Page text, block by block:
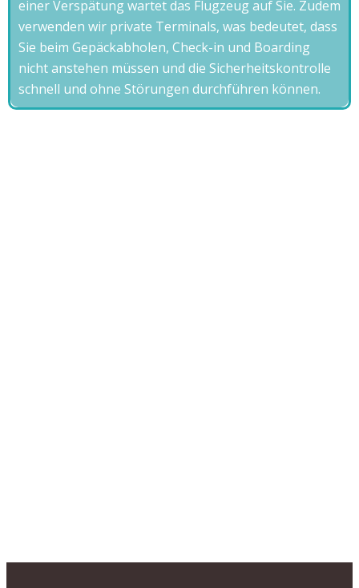
einer Verspätung wartet das Flugzeug auf Sie. Zudem
verwenden wir private Terminals, was bedeutet, dass
Sie beim Gepäckabholen, Check-in und Boarding
nicht anstehen müssen und die Sicherheitskontrolle
schnell und ohne Störungen durchführen können.